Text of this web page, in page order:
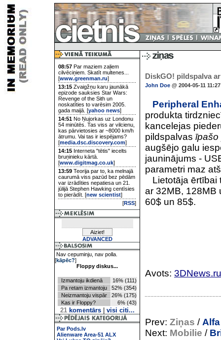
08:57 Par maziem zaļiem
cilvēciņiem. Skatīt multenes...
[www.greenman.ru]
13:15 Zvaigžņu karu jaunākā
epizode sauksies Star Wars:
Revenge of the Sith un
noskatīties to varēsim 2005.
gada maijā. [yahoo news]
14:51 No Ņujorkas uz Londonu
54 minūtēs. Tas viss ar vilcienu,
kas pārvietosies ar ~8000 km/h
ātrumu. Vai tas ir iespējams?
[media.dsc.discovery.com]
14:15 Interneta "tētis" iecelts
bruņinieku kārtā.
[www.digitmag.co.uk]
13:59 Teorija par to, ka melnajā
caurumā viss pazūd bez pēdām
var izrādīties nepatiesa un 21.
jūlijā Stephen Hawking centīsies
to pierādīt. [new scientist]
[RSS]
ADVANCED
Nav cepuminju, nav polla.
[kāpēc?]
Floppy diskus...
Izmantoju ikdienā
16% (111)
Pa retam izmantoju
52% (354)
Neizmantoju vispār
26% (175)
Kas ir Floppy?
6% (43)
21komentārs| visi citi...
Par Pods.lv
Alienware Area-51 ALX
DiskGO! pildspalva
John Doe @ 2004-05-11 11:27
Peripheral
produkta
kancelejas
pildspalvas īpašo
augšējo galu
jauninājums -
parametri maz
Lietotāja ērtībai
ar 32MB, 128MB
60$ un 85$.
Avots:
Prev: Ziņas /
Next: Mobilie /